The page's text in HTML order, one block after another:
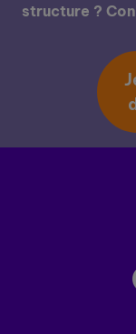
structure ?